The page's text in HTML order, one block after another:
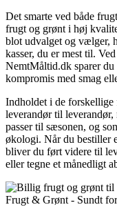
Det smarte ved både
frugt og grønt i høj
blot udvalget og vælger,
kasser, du er mest til.
NemtMåltid.dk sparer du
kompromis med smag
Indholdet i de forskellige
leverandør til
passer til sæsonen, og
økologi. Når du bestiller
bliver du ført videre til
eller tegne et månedligt
Frugt & Grønt - Sundt